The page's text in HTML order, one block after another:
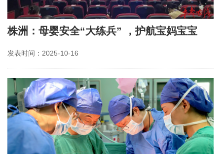
株洲：母婴安全“大练兵” ，护航宝妈宝宝
发表时间：2025-10-16